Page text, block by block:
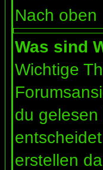
Nach oben
Was sind
Wichtige
du
erstellen